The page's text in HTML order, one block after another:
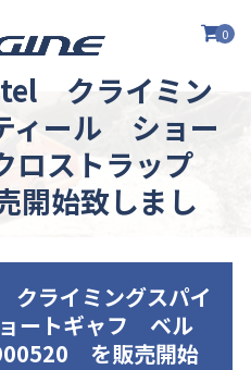
0
クライミン
ィール ショー
ロストラップ
始致しまし
ライミングスパイ
ートギャフ ベル
を販売開始